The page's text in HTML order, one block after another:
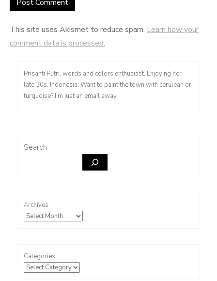
This site uses Akismet to reduce spam. Learn how your
comment data is processed.
Prisanti Putri, words and colors enthusiast. Enjoying her
late 30s. Indonesia. Want to paint the town with cerulean or
turquoise? I'm just an email away.
Search
Archives
Categories